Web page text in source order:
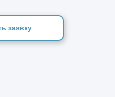
заявку